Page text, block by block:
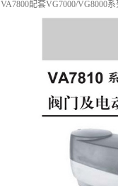
VA7800配套VG7000/VG8000